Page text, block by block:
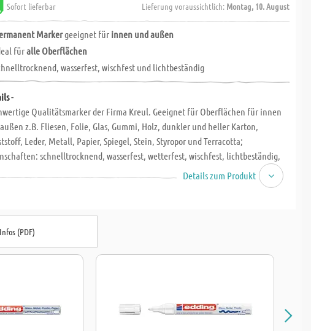
Sofort lieferbar Lieferung voraussichtlich: Montag, 10. August
Markergeeignet für innen und außen
füralle Oberflächen
wasserfest, wischfest und lichtbeständig
-
Qualitätsmarker der Firma Kreul. Geeignet für Oberflächen für innen
z.B. Fliesen, Folie, Glas, Gummi, Holz, dunkler und heller Karton,
Leder, Metall, Papier, Spiegel, Stein, Styropor und Terracotta;
schnelltrocknend, wasserfest, wetterfest, wischfest, lichtbeständig,
Details zum Produkt
(PDF)